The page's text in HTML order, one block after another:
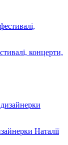
концерти,
Наталії